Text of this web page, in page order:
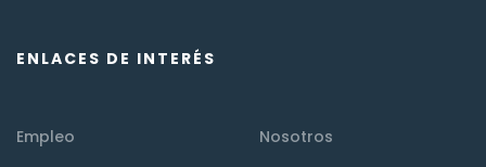
ENLACES DE INTERÉS
Empleo
Nosotros